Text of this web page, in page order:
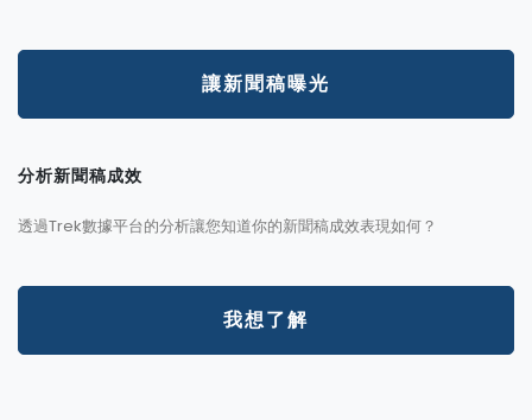
讓新聞稿曝光
分析新聞稿成效
透過Trek數據平台的分析讓您知道你的新聞稿成效表現如何？
我想了解